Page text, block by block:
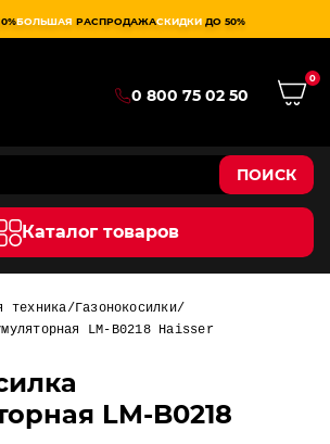
БОЛЬШАЯ РАСПРОДАЖАСКИДКИ ДО 50%
0 800 75 02 50
0
ПОИСК
Каталог товаров
техника Газонокосилки
LM-B0218 Haisser
LM-B0218